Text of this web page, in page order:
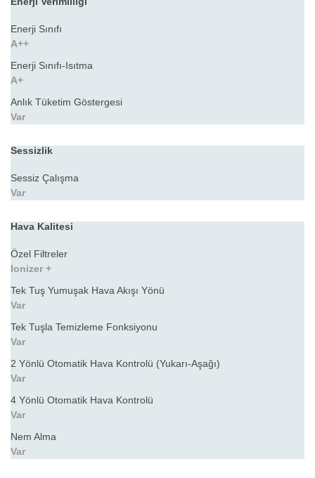
Enerji Sınıfı
A++
Enerji Sınıfı-Isıtma
A+
Anlık Tüketim Göstergesi
Var
Sessizlik
Sessiz Çalışma
Var
Hava Kalitesi
Özel Filtreler
Ionizer +
Tek Tuş Yumuşak Hava Akışı Yönü
Var
Tek Tuşla Temizleme Fonksiyonu
Var
2 Yönlü Otomatik Hava Kontrolü (Yukarı-Aşağı)
Var
4 Yönlü Otomatik Hava Kontrolü
Var
Nem Alma
Var